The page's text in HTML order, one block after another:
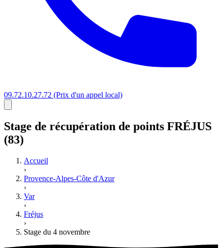
09.72.10.27.72 (Prix d'un appel local)
Stage de récupération de points FRÉJUS
(83)
Accueil
›
Provence-Alpes-Côte d'Azur
›
Var
›
Fréjus
›
Stage du 4 novembre